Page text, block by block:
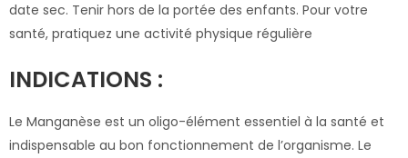
date sec. Tenir hors de la portée des enfants. Pour votre
santé, pratiquez une activité physique régulière
INDICATIONS :
Le Manganèse est un oligo-élément essentiel à la santé et
indispensable au bon fonctionnement de l’organisme. Le